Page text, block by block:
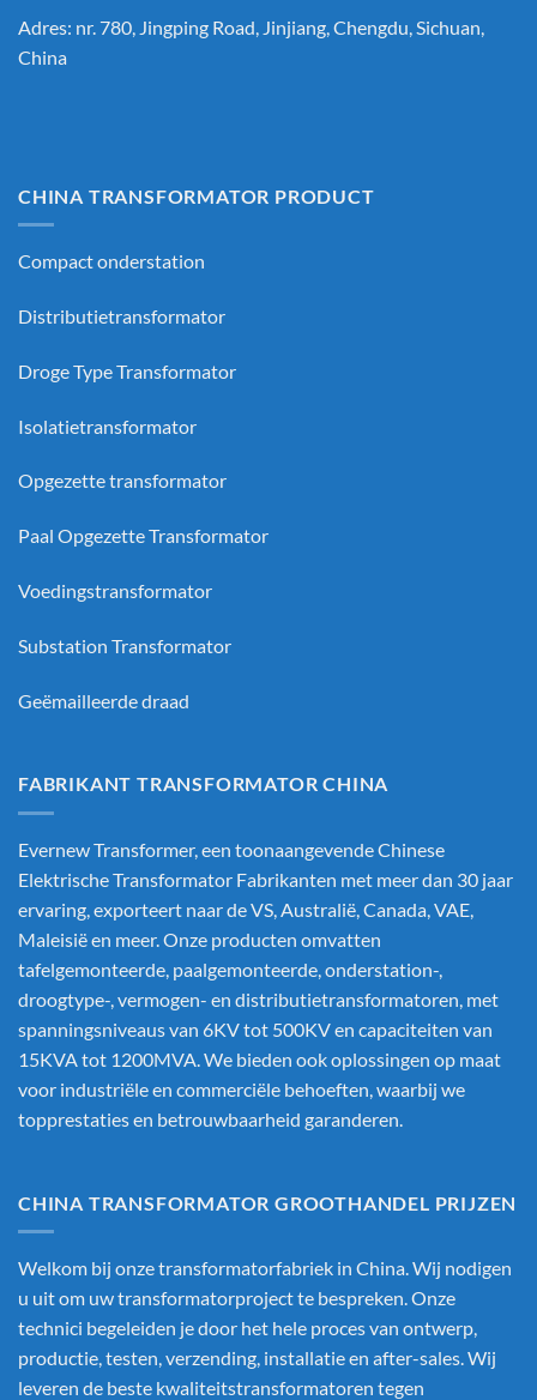
Adres: nr. 780, Jingping Road, Jinjiang, Chengdu, Sichuan,
China
CHINA TRANSFORMATOR PRODUCT
Compact onderstation
Distributietransformator
Droge Type Transformator
Isolatietransformator
Opgezette transformator
Paal Opgezette Transformator
Voedingstransformator
Substation Transformator
Geëmailleerde draad
FABRIKANT TRANSFORMATOR CHINA
Evernew Transformer, een toonaangevendeChinese
Elektrische Transformator Fabrikanten met meer dan 30 jaar
ervaring, exporteert naar de VS, Australië, Canada, VAE,
Maleisië en meer. Onze producten omvatten
tafelgemonteerde, paalgemonteerde, onderstation-,
droogtype-, vermogen- en distributietransformatoren, met
spanningsniveaus van 6KV tot 500KV en capaciteiten van
15KVA tot 1200MVA. We bieden ook oplossingen op maat
voor industriële en commerciële behoeften, waarbij we
topprestaties en betrouwbaarheid garanderen.
CHINA TRANSFORMATOR GROOTHANDEL PRIJZEN
Welkom bij onze transformatorfabriek in China. Wij nodigen
u uit om uw transformatorproject te bespreken. Onze
technici begeleiden je door het hele proces van ontwerp,
productie, testen, verzending, installatie en after-sales. Wij
leveren de beste kwaliteitstransformatoren tegen